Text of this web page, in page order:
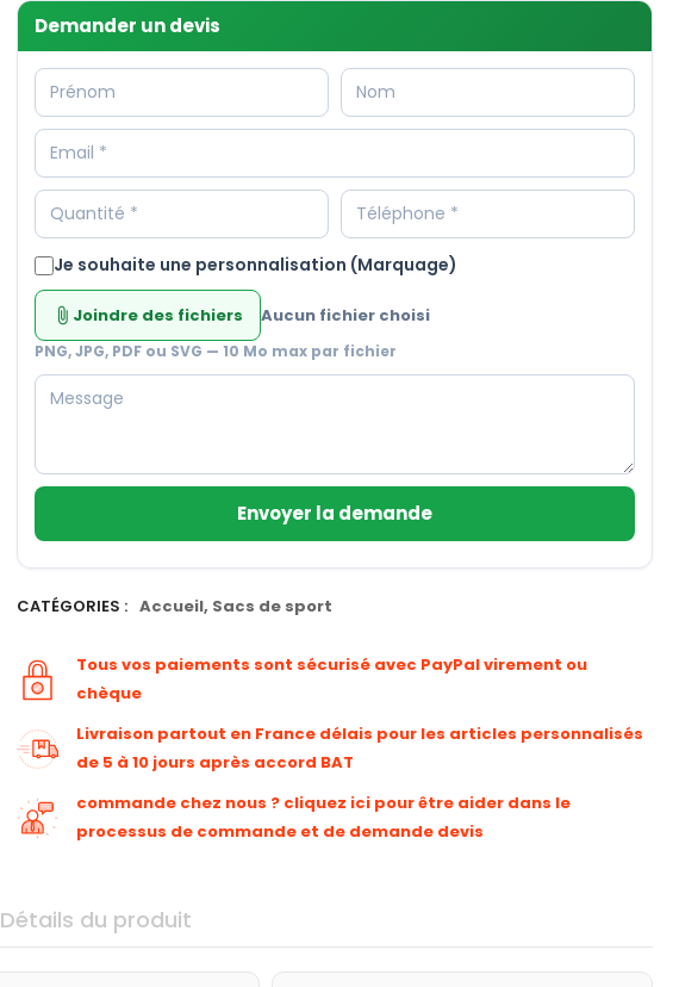
Demander un devis
Je souhaite une personnalisation (Marquage)
attach_file Joindre des fichiers Aucun fichier choisi
PNG, JPG, PDF ou SVG — 10 Mo max par fichier
Envoyer la demande
CATÉGORIES : Accueil, Sacs de sport
Tous vos paiements sont sécurisé avec PayPal virement ou
chèque
Livraison partout en France délais pour les articles personnalisés
de 5 à 10 jours après accord BAT
commande chez nous ? cliquez ici pour être aider dans le
processus de commande et de demande devis
Détails du produit